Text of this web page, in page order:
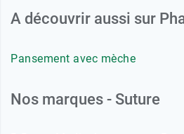
A découvrir aussi sur
Pansement avec mèche
Nos marques - Suture